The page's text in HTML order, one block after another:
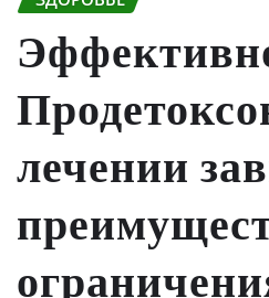
лечении